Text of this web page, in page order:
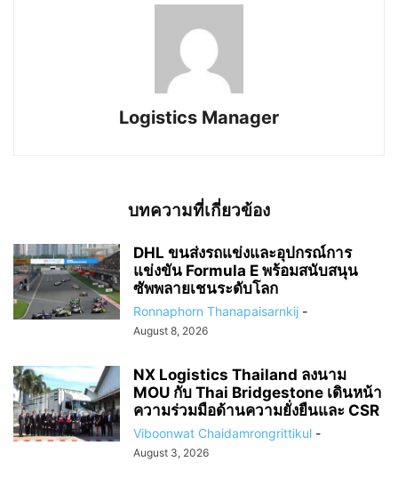
Logistics Manager
บทความที่เกี่ยวข้อง
DHL ขนส่งรถแข่งและอุปกรณ์การ
แข่งขัน Formula E พร้อมสนับสนุน
ซัพพลายเชนระดับโลก
Ronnaphorn Thanapaisarnkij -
August 8, 2026
NX Logistics Thailand ลงนาม
MOU กับ Thai Bridgestone เดินหน้า
ความร่วมมือด้านความยั่งยืนและ CSR
Viboonwat Chaidamrongrittikul -
August 3, 2026